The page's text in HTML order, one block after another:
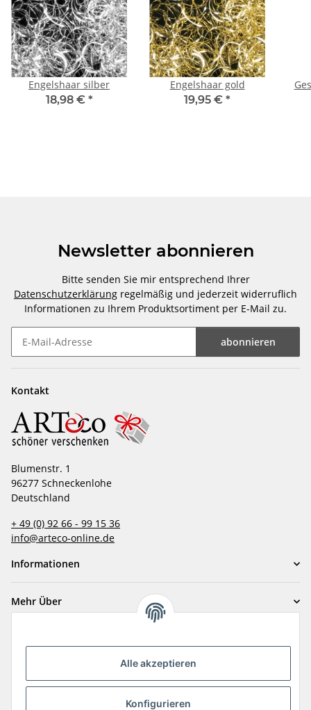
Alle akzeptieren
Konfigurieren
Engelshaar silber
18,98 € *
Engelshaar gold
19,95 € *
Newsletter abonnieren
Bitte senden Sie mir entsprechend Ihrer
Datenschutzerklärung regelmäßig und jederzeit widerruflich
Informationen zu Ihrem Produktsortiment per E-Mail zu.
abonnieren
Kontakt
Blumenstr. 1
96277 Schneckenlohe
Deutschland
+ 49 (0) 92 66 - 99 15 36
info@arteco-online.de
Informationen
Mehr Über